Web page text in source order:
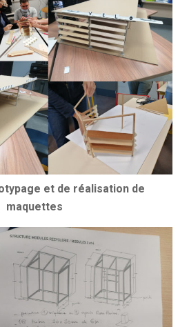
et de réalisation de
maquettes